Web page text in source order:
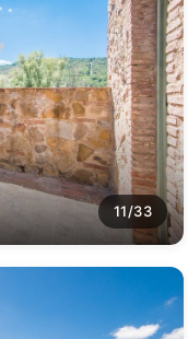
11/33